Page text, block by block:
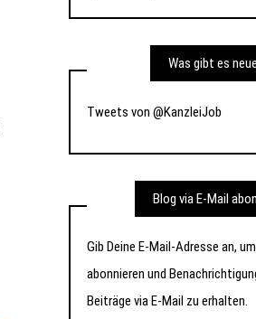
Was gibt es
Tweets von @KanzleiJob
Blog via E-Mail
Gib Deine E-Mail-Adresse an,
abonnieren und
Beiträge via E-Mail zu erhalten.